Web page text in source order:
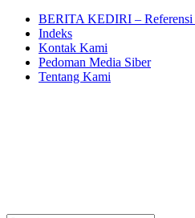
BERITA KEDIRI – Referensi
Indeks
Kontak Kami
Pedoman Media Siber
Tentang Kami